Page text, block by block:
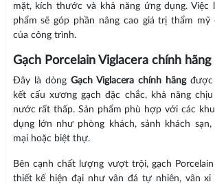
mặt, kích thước và khả năng ứng dụng. Việc
phẩm sẽ góp phần nâng cao giá trị thẩm
của công trình.
Gạch Porcelain Viglacera chính hãng
Đây là dòng Gạch Viglacera chính hãngđược
kết cấu xương gạch đặc chắc, khả năng
nước rất thấp. Sản phẩm phù hợp với các
dụng lớn như phòng khách, sảnh khách
mại hoặc biệt thự.
Bên cạnh chất lượng vượt trội, gạch
thiết kế hiện đại như vân đá tự nhiên, vân xi